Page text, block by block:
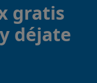
gratis
déjate